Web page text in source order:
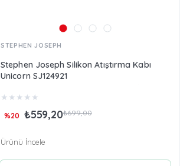
STEPHEN JOSEPH
Stephen Joseph Silikon Atıştırma Kabı
Unicorn SJ124921
★ ★ ★ ★ ★
₺559,20₺699,00
%20
Ürünü İncele